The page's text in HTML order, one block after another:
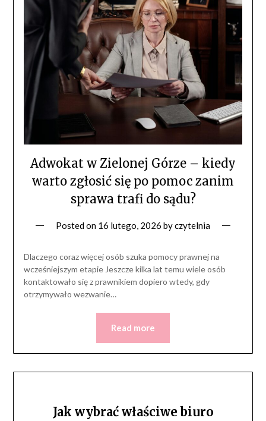
Adwokat w Zielonej Górze – kiedy
warto zgłosić się po pomoc zanim
sprawa trafi do sądu?
Posted on 16 lutego, 2026 byczytelnia
Dlaczego coraz więcej osób szuka pomocy prawnej na
wcześniejszym etapie Jeszcze kilka lat temu wiele osób
kontaktowało się z prawnikiem dopiero wtedy, gdy
otrzymywało wezwanie…
Read more
Jak wybrać właściwe biuro